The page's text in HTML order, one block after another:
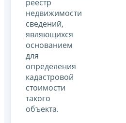
реестр
недвижимости
сведений,
являющихся
основанием
для
определения
кадастровой
стоимости
такого
объекта.